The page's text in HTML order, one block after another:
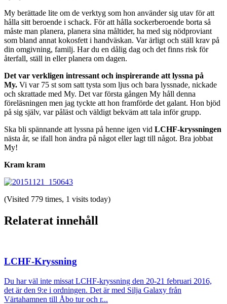
My berättade lite om de verktyg som hon använder sig utav för att
hålla sitt beroende i schack. För att hålla sockerberoende borta så
måste man planera, planera sina måltider, ha med sig nödproviant
som bland annat kokosfett i handväskan. Var ärligt och ställ krav på
din omgivning, familj. Har du en dålig dag och det finns risk för
återfall, ställ in eller planera om dagen.
Det var verkligen intressant och inspirerande att lyssna på
My. Vi var 75 st som satt tysta som ljus och bara lyssnade, nickade
och skrattade med My. Det var första gången My håll denna
föreläsningen men jag tyckte att hon framförde det galant. Hon bjöd
på sig själv, var påläst och väldigt bekväm att tala inför grupp.
Ska bli spännande att lyssna på henne igen vid LCHF-kryssningen
nästa år, se ifall hon ändra på något eller lagt till något. Bra jobbat
My!
Kram kram
(Visited 779 times, 1 visits today)
Relaterat innehåll
LCHF-Kryssning
Du har väl inte missat LCHF-kryssning den 20-21 februari 2016,
det är den 9:e i ordningen. Det är med Silja Galaxy från
Värtahamnen till Åbo tur och r...